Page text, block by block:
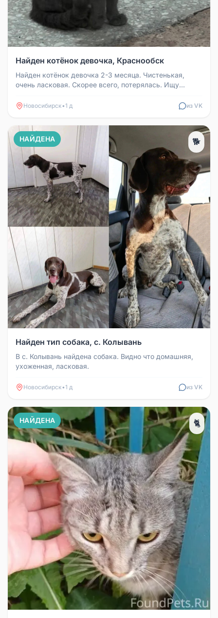
Найден котёнок девочка, Краснообск
Найден котёнок девочка 2-3 месяца. Чистенькая,
очень ласковая. Скорее всего, потерялась. Ищу
Новосибирск•1 д из VK
НАЙДЕНА 🐕
Найден тип собака, с. Колывань
В с. Колывань найдена собака. Видно что домашняя,
ухоженная, ласковая.
Новосибирск•1 д из VK
НАЙДЕНА 🐈